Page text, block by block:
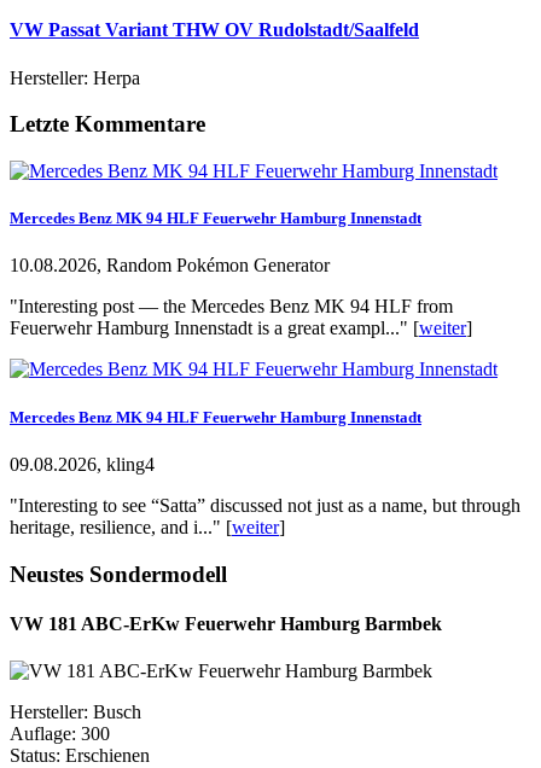
VW Passat Variant THW OV Rudolstadt/Saalfeld
Hersteller: Herpa
Letzte Kommentare
Mercedes Benz MK 94 HLF Feuerwehr Hamburg Innenstadt
10.08.2026, Random Pokémon Generator
"Interesting post — the Mercedes Benz MK 94 HLF from
Feuerwehr Hamburg Innenstadt is a great exampl..." [weiter]
Mercedes Benz MK 94 HLF Feuerwehr Hamburg Innenstadt
09.08.2026, kling4
"Interesting to see “Satta” discussed not just as a name, but through
heritage, resilience, and i..." [weiter]
Neustes Sondermodell
VW 181 ABC-ErKw Feuerwehr Hamburg Barmbek
Hersteller: Busch
Auflage: 300
Status: Erschienen